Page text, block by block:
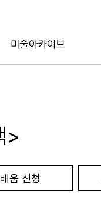
미술아카이브
>
배움 신청